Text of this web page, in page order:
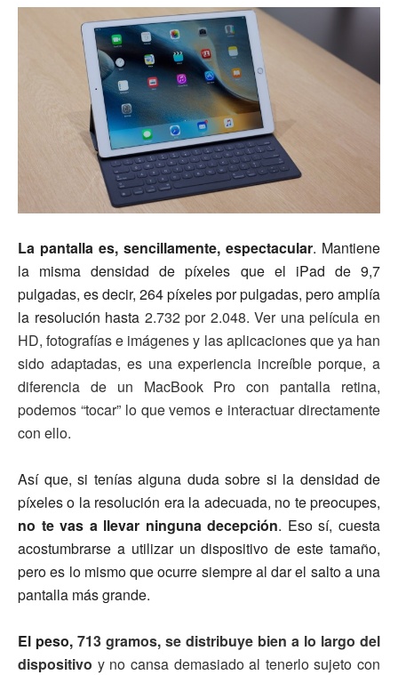
La pantalla es, sencillamente, espectacular. Mantiene
la misma densidad de píxeles que el iPad de 9,7
pulgadas, es decir, 264 píxeles por pulgadas, pero amplía
la resolución hasta 2.732 por 2.048. Ver una película en
HD, fotografías e imágenes y las aplicaciones que ya han
sido adaptadas, es una experiencia increíble porque, a
diferencia de un MacBook Pro con pantalla retina,
podemos “tocar” lo que vemos e interactuar directamente
con ello.
Así que, si tenías alguna duda sobre si la densidad de
píxeles o la resolución era la adecuada, no te preocupes,
no te vas a llevar ninguna decepción. Eso sí, cuesta
acostumbrarse a utilizar un dispositivo de este tamaño,
pero es lo mismo que ocurre siempre al dar el salto a una
pantalla más grande.
El peso, 713 gramos, se distribuye bien a lo largo del
dispositivo y no cansa demasiado al tenerlo sujeto con